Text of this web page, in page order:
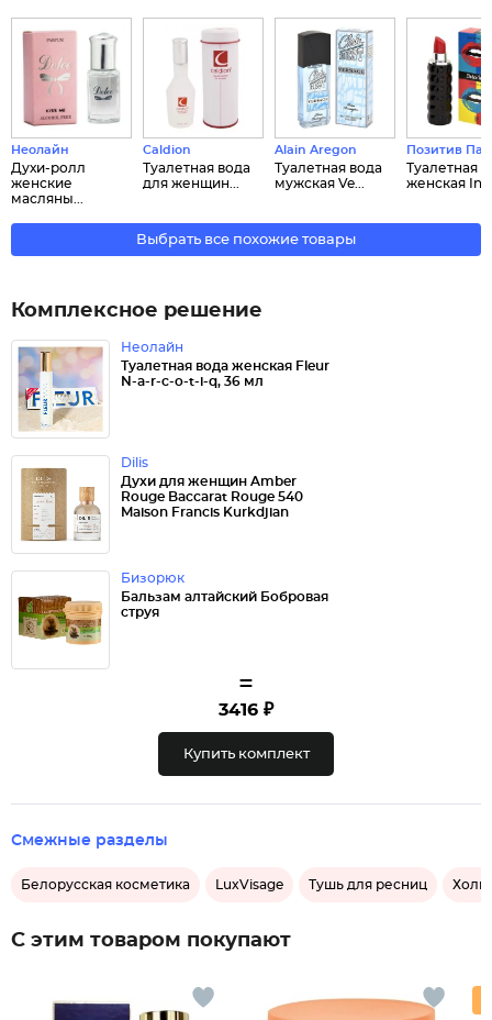
Неолайн
Духи-ролл
женские
масляны...
Caldion
Туалетная вода
для женщин...
Alain Aregon
Туалетная вода
мужская Ve...
Позитив
Туалетная
женская In...
Выбрать все похожие товары
Комплексное решение
Неолайн
Туалетная вода женская Fleur
N-a-r-c-o-t-i-q, 36 мл
Dilis
Духи для женщин Amber
Rouge Baccarat Rouge 540
Maison Francis Kurkdjian
Бизорюк
Бальзам алтайский Бобровая
струя
=
3416 ₽
Купить комплект
Смежные разделы
Белорусская косметика LuxVisage Тушь для ресниц
С этим товаром покупают